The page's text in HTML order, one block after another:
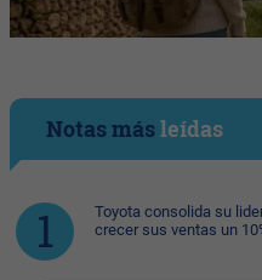
Notas másleídas
Toyota consolida su
crecer sus ventas un